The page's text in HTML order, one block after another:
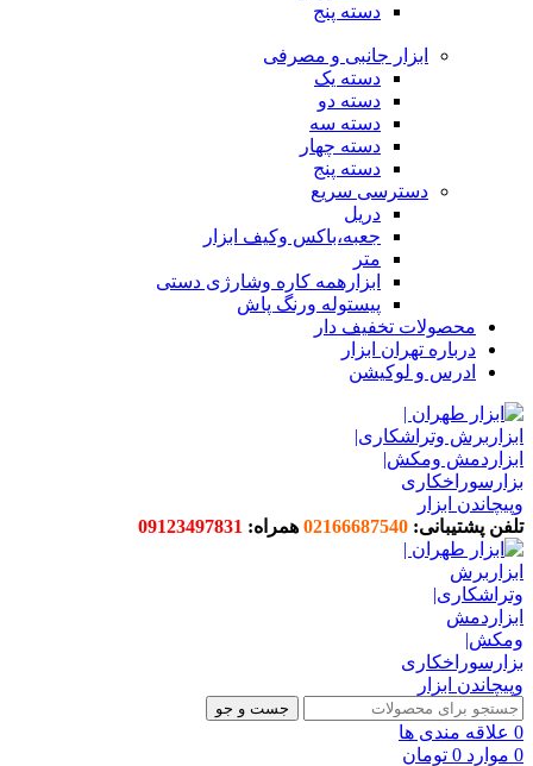
دسته پنج
ابزار جانبی و مصرفی
دسته یک
دسته دو
دسته سه
دسته چهار
دسته پنج
دسترسی سریع
دریل
جعبه،باکس وکیف ابزار
متر
ابزارهمه کاره وشارژی دستی
پیستوله ورنگ پاش
محصولات تخفیف دار
درباره تهران ابزار
ادرس و لوکیشن
تلفن پشتیبانی: 02166687540 همراه: 09123497831
جست و جو
0 علاقه مندی ها
0 موارد 0 تومان